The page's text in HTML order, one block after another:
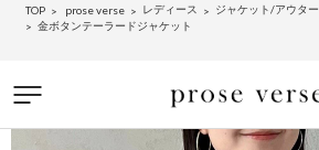
TOP prose verse レディース ジャケット/アウター
金ボタンテーラードジャケット